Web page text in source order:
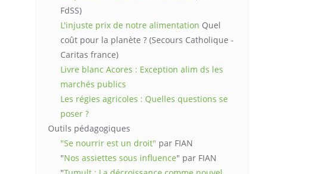
FdSS)
L'injuste prix de notre alimentation Quel
coût pour la planète ? (Secours Catholique -
Caritas france)
Livre blanc Acores : Exception alim ds les
marchés publics
Les régies agricoles : Quelles questions se
poser ?
Outils pédagogiques
"Se nourrir est un droit" par FIAN
"Nos assiettes sous influence" par FIAN